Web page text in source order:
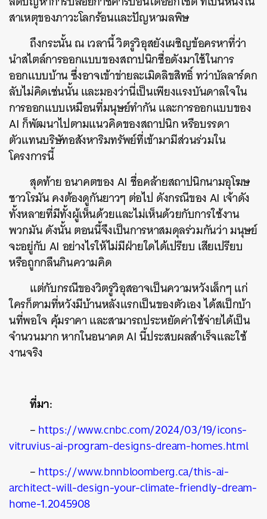
สาเหตุของภาวะโลกร้อนและปัญหามลพิษ
ถึงกระนั้น ณ เวลานี้ วิตรูวิอุสยังเผชิญข้อครหาที่ว่า
นำสไตล์การออกแบบของสถาปนิกชื่อดังมาใช้ในการ
ออกแบบบ้าน ซึ่งอาจเข้าข่ายละเมิดลิขสิทธิ์ ทว่าบัลลาร์ดก
ลับไม่คิดเช่นนั้น และมองว่านี่เป็นเพียงแรงบันดาลใจใน
การออกแบบเหมือนที่มนุษย์ทำกัน และการออกแบบของ
AI ก็พัฒนาไปตามแนวคิดของสถาปนิก หรือบรรดา
ตัวแทนบริษัทอสังหาริมทรัพย์ที่เข้ามามีส่วนร่วมใน
โครงการนี้
สุดท้าย อนาคตของ AI ชื่อคล้ายสถาปนิกนามอุโฆษ
ชาวโรมัน คงต้องดูกันยาวๆ ต่อไป ดังกรณีของ AI เจ้าดัง
ทั้งหลายที่มีทั้งผู้เห็นด้วยและไม่เห็นด้วยกับการใช้งาน
พวกมัน ดังนั้น ตอนนี้จึงเป็นการหาสมดุลร่วมกันว่า มนุษย์
จะอยู่กับ AI อย่างไรให้ไม่มีฝ่ายใดได้เปรียบ เสียเปรียบ
หรือถูกกลืนกินความคิด
แต่กับกรณีของวิตรูวิอุสอาจเป็นความหวังเล็กๆ แก่
ใครก็ตามที่หวังมีบ้านหลังแรกเป็นของตัวเอง ได้สเป็กบ้า
นที่พอใจ คุ้มราคา และสามารถประหยัดค่าใช้จ่ายได้เป็น
จำนวนมาก หากในอนาคต AI นี้ประสบผลสำเร็จและใช้
งานจริง
ที่มา:
–https://www.cnbc.com/2024/03/19/icons-
vitruvius-ai-program-designs-dream-homes.html
–https://www.bnnbloomberg.ca/this-ai-
architect-will-design-your-climate-friendly-dream-
home-1.2045908
ค้นหา
SHARE TWEET